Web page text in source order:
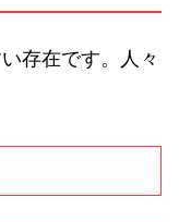
存在です。人々